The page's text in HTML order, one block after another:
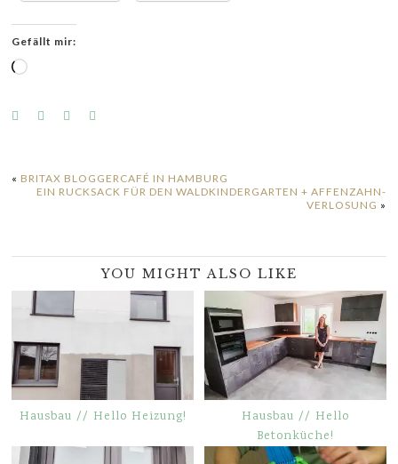
Gefällt mir:
Wird
« BRITAX BLOGGERCAFÉ IN HAMBURG
EIN RUCKSACK FÜR DEN WALDKINDERGARTEN + AFFENZAHN-
VERLOSUNG »
YOU MIGHT ALSO LIKE
Hausbau // Hello Heizung!
Hausbau // Hello
Betonküche!